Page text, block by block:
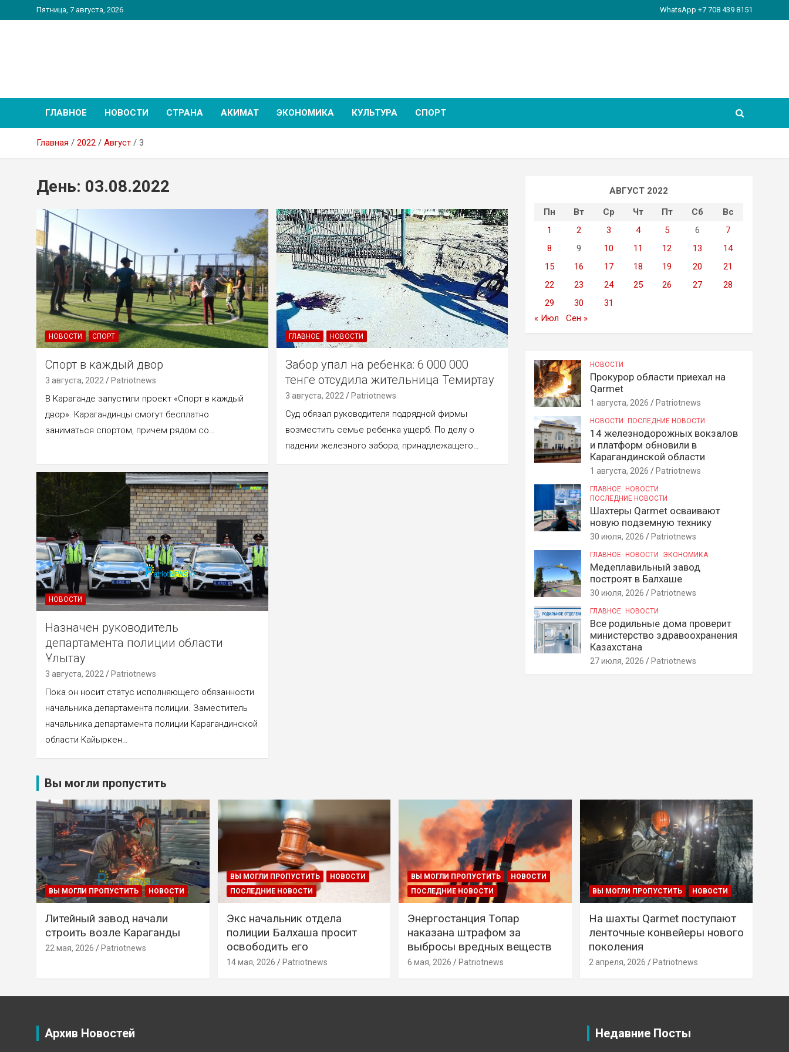
к
Пятница, 7 августа, 2026 WhatsApp +7 708 439 8151
ГЛАВНОЕ НОВОСТИ СТРАНА АКИМАТ ЭКОНОМИКА КУЛЬТУРА СПОРТ
Главная 2022 Август 3
День: 03.08.2022
НОВОСТИ СПОРТ
Спорт в каждый двор
3 августа, 2022 Patriotnews
В Караганде запустили проект «Спорт в каждый
двор». Карагандинцы смогут бесплатно
заниматься спортом, причем рядом со…
ГЛАВНОЕ НОВОСТИ
Забор упал на ребенка: 6 000 000
тенге отсудила жительница Темиртау
3 августа, 2022 Patriotnews
Суд обязал руководителя подрядной фирмы
возместить семье ребенка ущерб. По делу о
падении железного забора, принадлежащего…
НОВОСТИ
Назначен руководитель
департамента полиции области
Ұлытау
3 августа, 2022 Patriotnews
Пока он носит статус исполняющего обязанности
начальника департамента полиции. Заместитель
начальника департамента полиции Карагандинской
области Кайыркен…
АВГУСТ 2022
Пн
Вт Ср Чт Пт Сб
Вс
1
2 3 4 5 6
7
8
9 10 11 12 13
14
15
16 17 18 19 20
21
22
23 24 25 26 27
28
29
30
31
« Июл
Сен »
НОВОСТИ
Прокурор области приехал на
Qarmet
1 августа, 2026 Patriotnews
НОВОСТИ ПОСЛЕДНИЕ НОВОСТИ
14 железнодорожных вокзалов
и платформ обновили в
Карагандинской области
1 августа, 2026 Patriotnews
ГЛАВНОЕ
НОВОСТИ
ПОСЛЕДНИЕ НОВОСТИ
Шахтеры Qarmet осваивают
новую подземную технику
30 июля, 2026 Patriotnews
ГЛАВНОЕ НОВОСТИ ЭКОНОМИКА
Медеплавильный завод
построят в Балхаше
30 июля, 2026 Patriotnews
ГЛАВНОЕ НОВОСТИ
Все родильные дома проверит
министерство здравоохранения
Казахстана
27 июля, 2026 Patriotnews
Вы могли пропустить
ВЫ МОГЛИ ПРОПУСТИТЬ НОВОСТИ
Литейный завод начали
строить возле Караганды
22 мая, 2026 Patriotnews
ВЫ МОГЛИ ПРОПУСТИТЬ
НОВОСТИ
ПОСЛЕДНИЕ НОВОСТИ
Экс начальник отдела
полиции Балхаша просит
освободить его
14 мая, 2026 Patriotnews
ВЫ МОГЛИ ПРОПУСТИТЬ
НОВОСТИ
ПОСЛЕДНИЕ НОВОСТИ
Энергостанция Топар
наказана штрафом за
выбросы вредных веществ
6 мая, 2026 Patriotnews
ВЫ МОГЛИ ПРОПУСТИТЬ НОВОСТИ
На шахты Qarmet поступают
ленточные конвейеры нового
поколения
2 апреля, 2026 Patriotnews
Архив Новостей Недавние Посты